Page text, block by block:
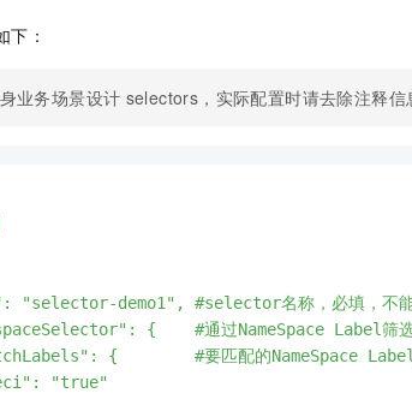
下：
业务场景设计 selectors，实际配置时请去除注释信
"selector-demo1", #selector名称，必填，不
{    #通过NameSpace Label筛
{        #要匹配的NameSpace Label
"true"